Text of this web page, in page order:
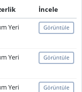
İncele
Yeri Görüntüle
Yeri Görüntüle
Yeri Görüntüle